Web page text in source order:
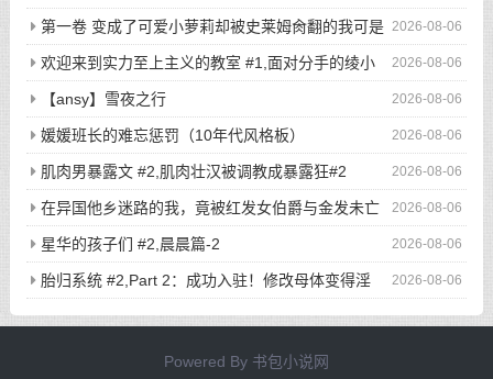
选好目标后，直接敲门，开始玩弄户主的老婆与女儿...
使二次元写真集显魅力
2026-08-06
第一卷 变成了可爱小萝莉却被史莱姆肏翻的我可是
看了亿万本小黄书的老司机啊！ #7,渴望被肏翻的我居然只是个
小萝莉
2026-08-06
欢迎来到实力至上主义的教室 #1,面对分手的绫小
路，轻井泽的最后请求是
2026-08-06
【ansy】雪夜之行
2026-08-06
媛媛班长的难忘惩罚（10年代风格板）
2026-08-06
肌肉男暴露文 #2,肌肉壮汉被调教成暴露狂#2
2026-08-06
在异国他乡迷路的我，竟被红发女伯爵与金发未亡
人争夺？ #5,【连载其五】在异国他乡迷路的我，竟被红发女伯
爵与金发未亡人争夺？
2026-08-06
星华的孩子们 #2,晨晨篇-2
2026-08-06
胎归系统 #2,Part 2：成功入驻！修改母体变得淫
荡，把她彻底调教成稍微胎动一下就会流水的色情大母猪！
Powered By 书包小说网